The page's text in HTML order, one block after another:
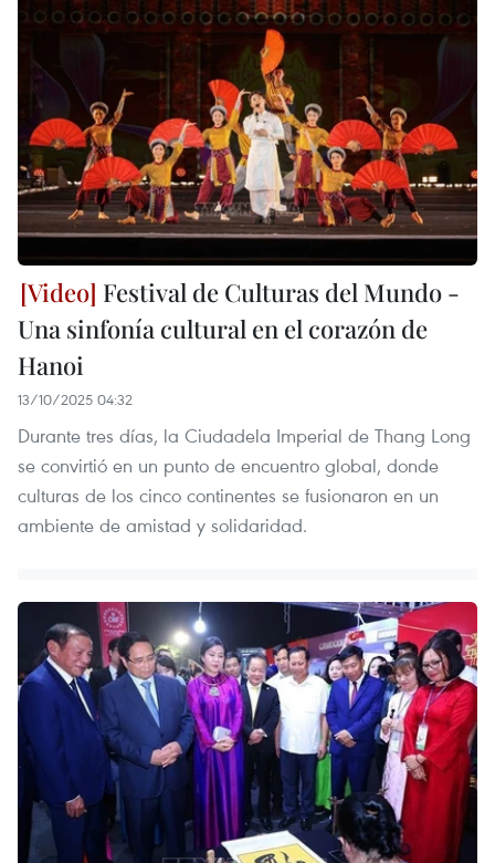
Festival de Culturas del Mundo -
Una sinfonía cultural en el corazón de
Hanoi
13/10/2025 04:32
Durante tres días, la Ciudadela Imperial de Thang Long
se convirtió en un punto de encuentro global, donde
culturas de los cinco continentes se fusionaron en un
ambiente de amistad y solidaridad.